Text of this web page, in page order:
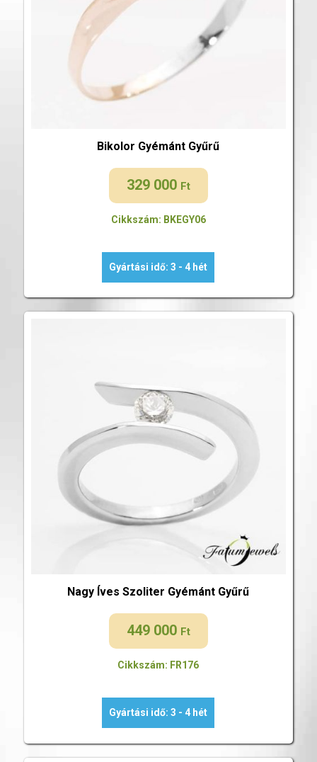
Bikolor Gyémánt Gyűrű
329 000 Ft
Cikkszám: BKEGY06
Gyártási idő: 3 - 4 hét
Nagy Íves Szoliter Gyémánt Gyűrű
449 000 Ft
Cikkszám: FR176
Gyártási idő: 3 - 4 hét